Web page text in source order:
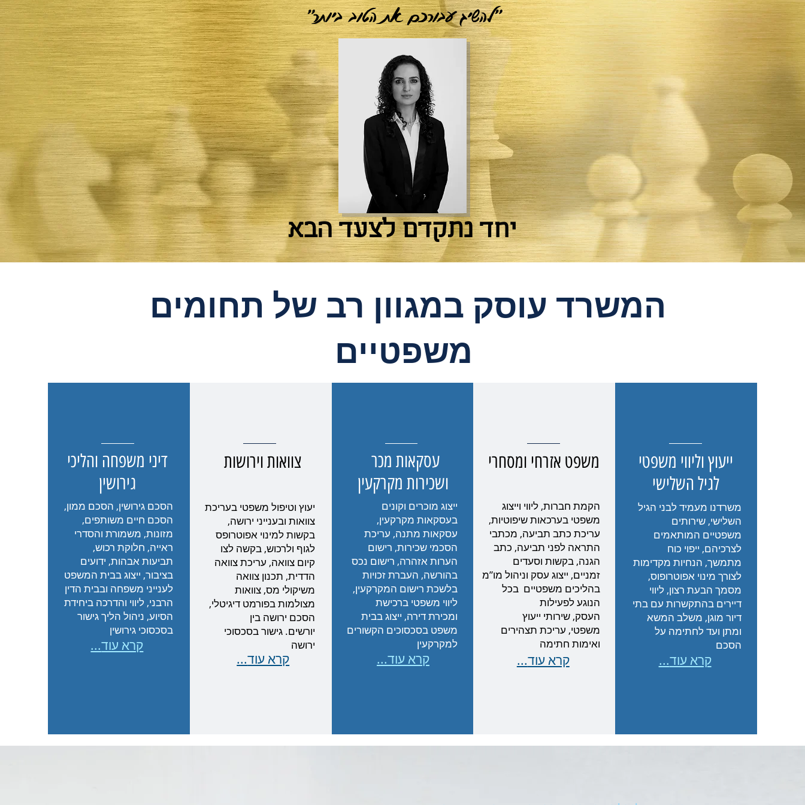
"להשיג עבורכם את הטוב ביותר"
יחד נתקדם לצעד הבא
המשרד עוסק במגוון רב של תחומים
משפטיים
דיני משפחה והליכי
גירושין
הסכם גירושין, הסכם ממון,
הסכם חיים משותפים,
מזונות, משמורת והסדרי
ראייה, חלוקת רכוש,
תביעות אבהות, ידועים
בציבור, ייצוג בבית המשפט
לענייני משפחה ובבית הדין
הרבני, ליווי והדרכה ביחידת
הסיוע, ניהול הליך גישור
בסכסוכי גירושין
...קרא עוד
צוואות וירושות
יעוץ וטיפול משפטי בעריכת
צוואות ובענייני ירושה,
בקשות למינוי אפוטרופס
לגוף ולרכוש, בקשה לצו
קיום צוואה, עריכת צוואה
הדדית, תכנון צוואה
משיקולי מס, צוואות
מצולמות בפורמט דיגיטלי,
הסכם ירושה בין
יורשים. גישור בסכסוכי
ירושה
...קרא עוד
עסקאות מכר
ושכירות מקרקעין
ייצוג מוכרים וקונים
בעסקאות מקרקעין,
עסקאות מתנה, עריכת
הסכמי שכירות, רישום
הערות אזהרה, רישום נכס
בהורשה, העברת זכויות
בלשכת רישום המקרקעין,
ליווי משפטי ברכישת
ומכירת דירה, ייצוג בבית
משפט בסכסוכים הקשורים
למקרקעין
...קרא עוד
משפט אזרחי ומסחרי
הקמת חברות, ליווי וייצוג
משפטי בערכאות שיפוטיות,
עריכת כתב תביעה, מכתבי
התראה לפני תביעה, כתב
הגנה, בקשות וסעדים
זמניים, ייצוג עסק וניהול מו”מ
בהליכים משפטיים בכל
הנוגע לפעילות
העסק, שירותי ייעוץ
משפטי, עריכת תצהירים
ואימות חתימה
...קרא עוד
ייעוץ וליווי משפטי
לגיל השלישי
משרדנו מעמיד לבני הגיל
השלישי, שירותים
משפטיים המותאמים
לצרכיהם, ייפוי כוח
מתמשך, הנחיות מקדימות
לצורך מינוי אפוטרופוס,
מסמך הבעת רצון, ליווי
דיירים בהתקשרות עם בתי
דיור מוגן, משלב המשא
ומתן ועד לחתימה על
הסכם
...קרא עוד